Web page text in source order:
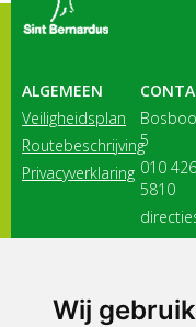
Wij
ALGEMEEN
Veiligheidsplan
Routebeschrijving
Privacyverklaring
5
010 426
5810
3116 JB